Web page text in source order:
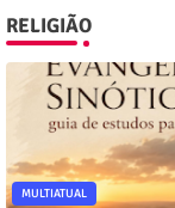
RELIGIÃO
MULTIATUAL